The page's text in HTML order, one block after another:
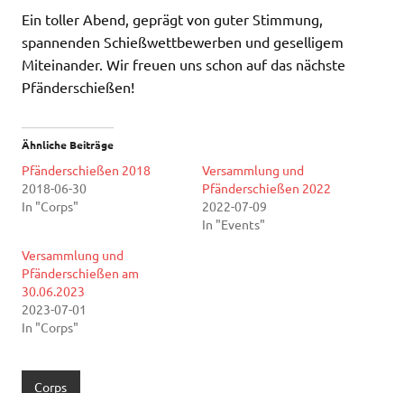
Ein toller Abend, geprägt von guter Stimmung,
spannenden Schießwettbewerben und geselligem
Miteinander. Wir freuen uns schon auf das nächste
Pfänderschießen!
Ähnliche Beiträge
Pfänderschießen 2018
2018-06-30
In "Corps"
Versammlung und
Pfänderschießen 2022
2022-07-09
In "Events"
Versammlung und
Pfänderschießen am
30.06.2023
2023-07-01
In "Corps"
Corps